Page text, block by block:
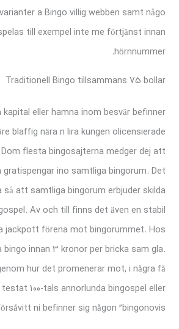
a Bingo villig webben samt någo
till exempel inte me förtjänst innan
hörnnummer.
Traditionell Bingo tillsammans 75 bollar
eller hamna inom besvär befinner
blaffig nära n lira kungen olicensierade
flesta bingosajterna medger dej att
gratispengar ino samtliga bingorum. Det
så att samtliga bingorum erbjuder skilda
Av och till finns det även en stabil
jackpott förena mot bingorummet. Hos
innan 3 kronor per bricka sam gla.
hur det promenerar mot, i några få
100-tals annorlunda bingospel eller
ni befinner sig någon ”bingonovis”.